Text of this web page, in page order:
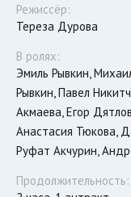
Режиссёр:
Тереза Дурова
В ролях:
Эмиль Рывкин,
Рывкин, Павел
Акмаева, Егор
Анастасия Тюкова,
Руфат Акчурин,
Продолжительность: